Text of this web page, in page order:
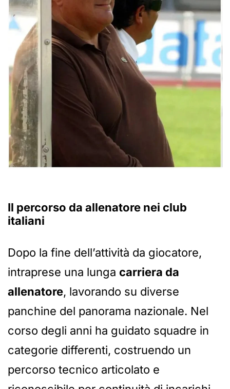
Il percorso da allenatore nei club
italiani
Dopo la fine dell’attività da giocatore,
intraprese una lunga carriera da
allenatore, lavorando su diverse
panchine del panorama nazionale. Nel
corso degli anni ha guidato squadre in
categorie differenti, costruendo un
percorso tecnico articolato e